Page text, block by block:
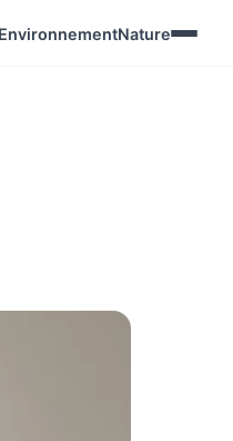
EnvironnementNature